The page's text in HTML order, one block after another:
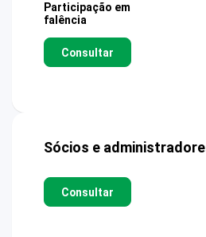
Participação em
falência
Consultar
Sócios e
Consultar